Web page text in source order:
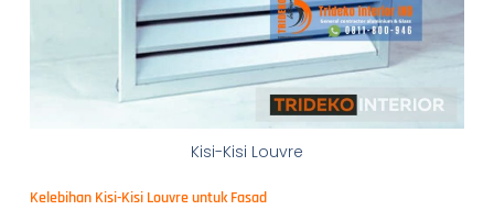
Kisi-Kisi Louvre
Kelebihan Kisi-Kisi Louvre untuk Fasad